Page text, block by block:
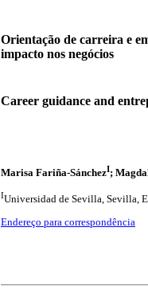
Orientação de carreira e
impacto nos negócios
Career guidance and
Marisa Fariña-SánchezI;
IUniversidad de Sevilla, Sevilla,
Endereço para correspondência